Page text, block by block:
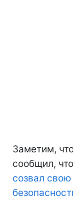
Заметим,
сообщил,
созвал